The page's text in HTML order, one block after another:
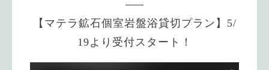
【マテラ鉱石個室岩盤浴貸切プラン】5/
19より受付スタート！